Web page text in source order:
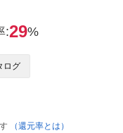
:29%
ログ
（還元率とは）